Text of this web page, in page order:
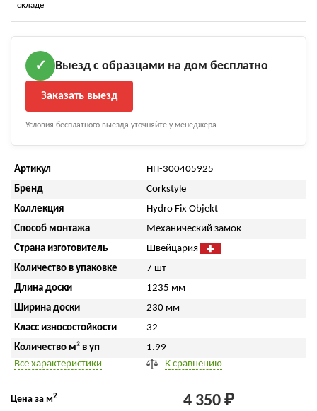
складе
✓ Выезд с образцами на дом бесплатно
Заказать выезд
Условия бесплатного выезда уточняйте у менеджера
Артикул
НП-300405925
Бренд
Corkstyle
Коллекция
Hydro Fix Objekt
Способ монтажа
Механический замок
Страна изготовитель
Швейцария
Количество в упаковке
7 шт
Длина доски
1235 мм
Ширина доски
230 мм
Класс износостойкости
32
Количество м² в уп
1.99
Все характеристики
К сравнению
Цена за м2 4 350 ₽